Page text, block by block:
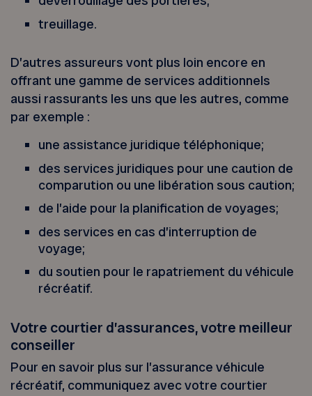
treuillage.
D’autres assureurs vont plus loin encore en
offrant une gamme de services additionnels
aussi rassurants les uns que les autres, comme
par exemple :
une assistance juridique téléphonique;
des services juridiques pour une caution de
comparution ou une libération sous caution;
de l’aide pour la planification de voyages;
des services en cas d’interruption de
voyage;
du soutien pour le rapatriement du véhicule
récréatif.
Votre courtier d’assurances, votre meilleur
conseiller
Pour en savoir plus sur l’assurance véhicule
récréatif, communiquez avec votre courtier